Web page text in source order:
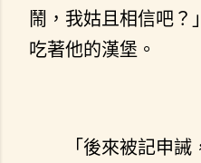
鬧，我姑且相信吧
吃著他的漢堡。
「後來被記申